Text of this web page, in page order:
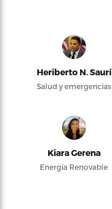
Heriberto N. Saurí
Salud y emergencias
Kiara Gerena
Energía Renovable